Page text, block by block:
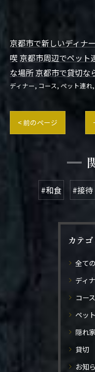
京都市で新しいディナ
喫 京都市周辺でペット
な場所京都市で貸切な
ディナー コース ペット連れ
< 前のページ
#和食 #接待
カテ
全て
ディ
コース
ペッ
隠れ家
貸切
お知